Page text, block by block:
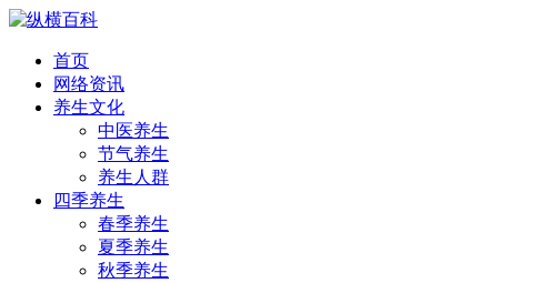
首页
网络资讯
养生文化
中医养生
节气养生
养生人群
四季养生
春季养生
夏季养生
秋季养生